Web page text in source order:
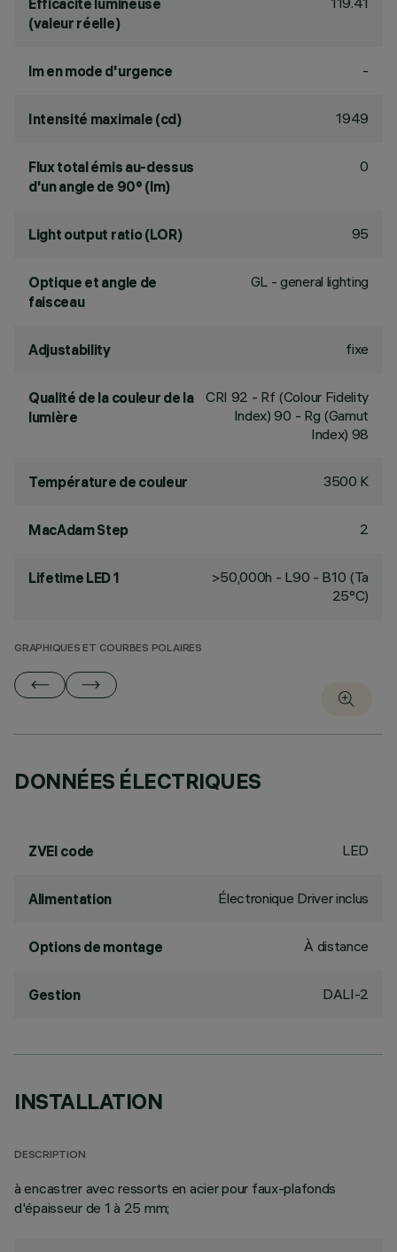
Efficacité lumineuse
(valeur réelle)
lm en mode d'urgence -
Intensité maximale (cd) 1949
Flux total émis au-dessus
d'un angle de 90° (lm)
0
Light output ratio (LOR) 95
Optique et angle de
faisceau
GL - general lighting
Adjustability fixe
Qualité de la couleur de la
lumière
CRI 92 - Rf (Colour Fidelity
Index) 90 - Rg (Gamut
Index) 98
Température de couleur 3500 K
MacAdam Step 2
Lifetime LED 1
>50,000h - L90 - B10 (Ta
25°C)
GRAPHIQUES ET COURBES POLAIRES
DONNÉES ÉLECTRIQUES
ZVEI code LED
Alimentation Électronique Driver inclus
Options de montage À distance
Gestion DALI-2
INSTALLATION
DESCRIPTION
à encastrer avec ressorts en acier pour faux-plafonds
d'épaisseur de 1 à 25 mm;